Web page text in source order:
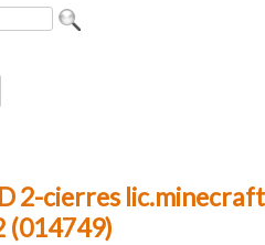
2-cierres lic.minecraft
(014749)